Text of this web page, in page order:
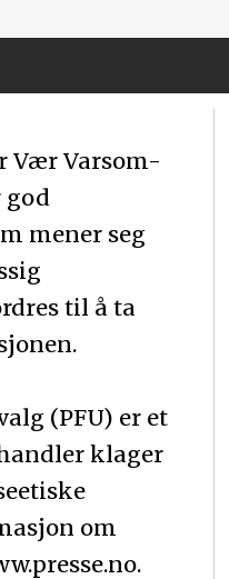
Vær Varsom-
god
mener seg
til å ta
(PFU) er et
klager
om